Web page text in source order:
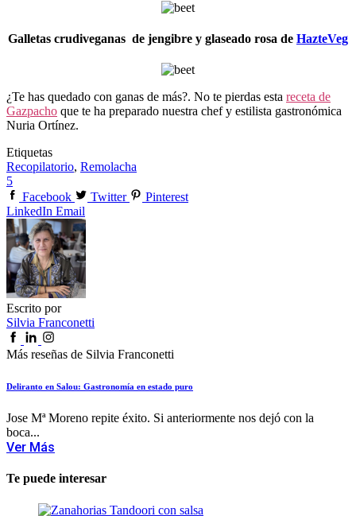
Galletas crudiveganas de jengibre y glaseado rosa de HazteVeg
¿Te has quedado con ganas de más?. No te pierdas esta receta de
Gazpacho que te ha preparado nuestra chef y estilista gastronómica
Nuria Ortínez.
Etiquetas
Recopilatorio, Remolacha
5
Facebook
Twitter
Pinterest
LinkedIn Email
Escrito por
Silvia Franconetti
Más reseñas de Silvia Franconetti
Deliranto en Salou: Gastronomía en estado puro
Jose Mª Moreno repite éxito. Si anteriormente nos dejó con la
boca...
Ver Más
Te puede interesar